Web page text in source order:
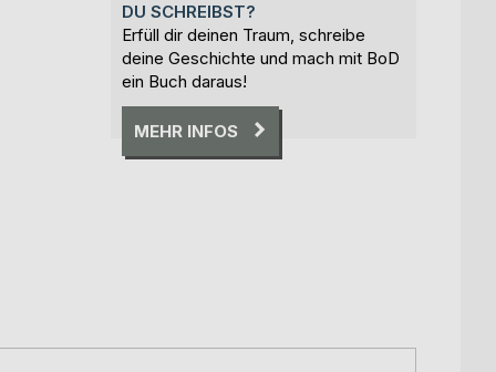
DU SCHREIBST?
Erfüll dir deinen Traum, schreibe
deine Geschichte und mach mit BoD
ein Buch daraus!
MEHR INFOS